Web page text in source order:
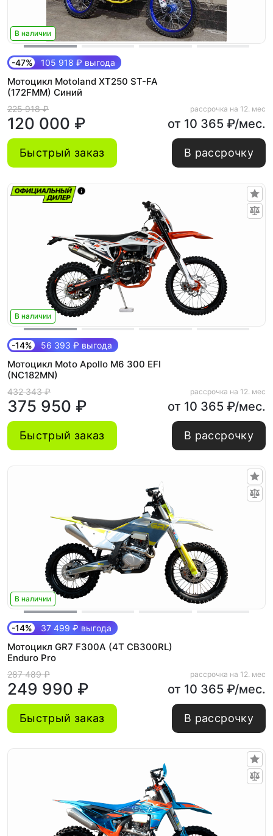
В наличии
-47% 105 918 ₽ выгода
Мотоцикл Motoland XT250 ST-FA
(172FMM) Синий
225 918 ₽
120 000 ₽
рассрочка на 12. мес
от 10 365 ₽/мес.
Быстрый заказ В рассрочку
В наличии
-14% 56 393 ₽ выгода
Мотоцикл Moto Apollo M6 300 EFI
(NC182MN)
432 343 ₽
375 950 ₽
рассрочка на 12. мес
от 10 365 ₽/мес.
Быстрый заказ В рассрочку
В наличии
-14% 37 499 ₽ выгода
Мотоцикл GR7 F300A (4T CB300RL)
Enduro Pro
287 489 ₽
249 990 ₽
рассрочка на 12. мес
от 10 365 ₽/мес.
Быстрый заказ В рассрочку